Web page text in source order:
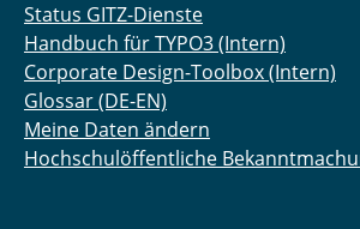
Status GITZ-Dienste
Handbuch für TYPO3 (Intern)
Corporate Design-Toolbox (Intern)
Glossar (DE-EN)
Meine Daten ändern
Hochschulöffentliche